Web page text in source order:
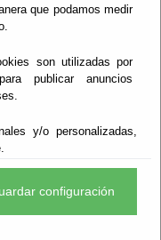
que podamos medir
son utilizadas por
publicar anuncios
y/o personalizadas,
configuración
Vivienda,
desde